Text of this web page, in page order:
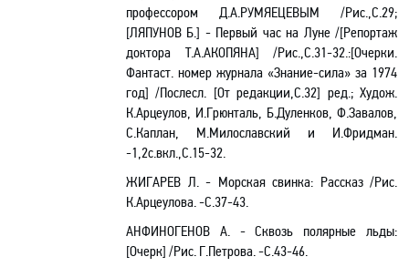
профессором Д.А.РУМЯЕЦЕВЫМ /Рис.,С.29;
[ЛЯПУНОВ Б.] - Первый час на Луне /[Репортаж
доктора Т.А.АКОПЯНА] /Рис.,С.31-32.:[Очерки.
Фантаст. номер журнала «Знание-сила» за 1974
год] /Послесл. [От редакции,С.32] ред.; Худож.
К.Арцеулов, И.Грюнталь, Б.Дуленков, Ф.Завалов,
С.Каплан, М.Милославский и И.Фридман.
-1,2с.вкл.,C.15-32.
ЖИГАРЕВ Л. - Морская свинка: Рассказ /Рис.
К.Арцеулова.-С.37-43.
АНФИНОГЕНОВ А. - Сквозь полярные льды:
[Очерк] /Рис. Г.Петрова. -C.43-46.